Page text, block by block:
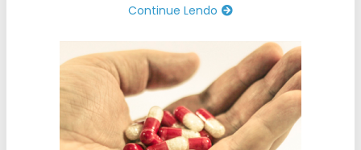
Continue Lendo